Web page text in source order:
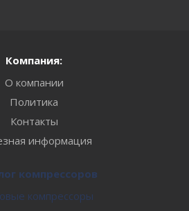
Компания:
О компании
Политика
Контакты
информация
компрессоров
компрессоры